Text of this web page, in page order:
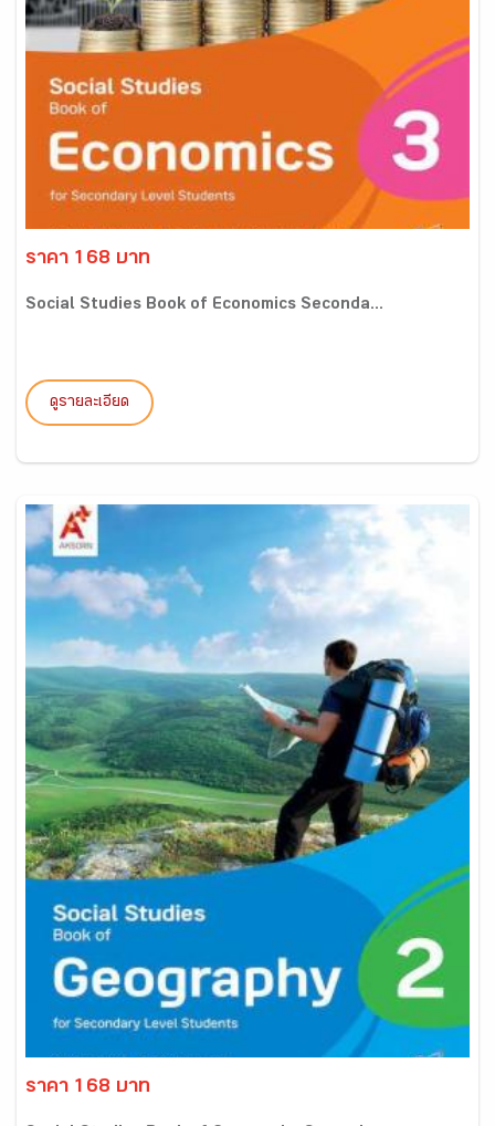
ราคา 168 บาท
Social Studies Book of Economics Seconda...
ดูรายละเอียด
ราคา 168 บาท